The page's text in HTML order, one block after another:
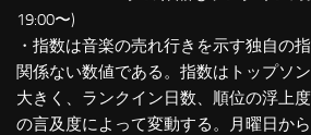
19:00〜)
・指数は音楽の売れ行きを示す独自の
関係ない数値である。指数はトップソ
大きく、ランクイン日数、順位の浮上
の言及度によって変動する。月曜日か